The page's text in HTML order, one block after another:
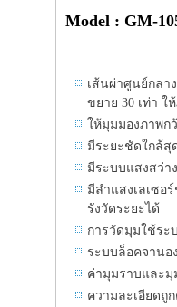
Model : GM-
เส้นผ่าศูนย์กลา
ขยาย 30 เท่า ใ
ให้มุมมองภาพก
มีระยะชัดใกล้สุ
มีระบบแสงสว่า
มีลำแสงเลเซอ
รังวัดระยะได้
การวัดมุมใช้ระ
ระบบล็อคจานอ
ค่ามุมราบและมุ
ความละเอียดถู